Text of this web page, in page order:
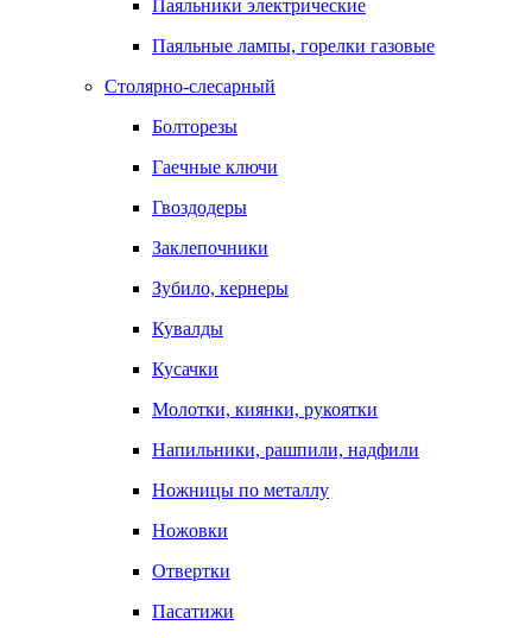
Паяльники электрические
Паяльные лампы, горелки газовые
Столярно-слесарный
Болторезы
Гаечные ключи
Гвоздодеры
Заклепочники
Зубило, кернеры
Кувалды
Кусачки
Молотки, киянки, рукоятки
Напильники, рашпили, надфили
Ножницы по металлу
Ножовки
Отвертки
Пасатижи